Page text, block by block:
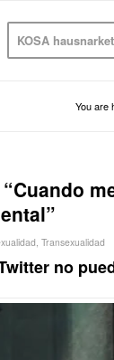
KOSA
You are
, Transexualidad
no